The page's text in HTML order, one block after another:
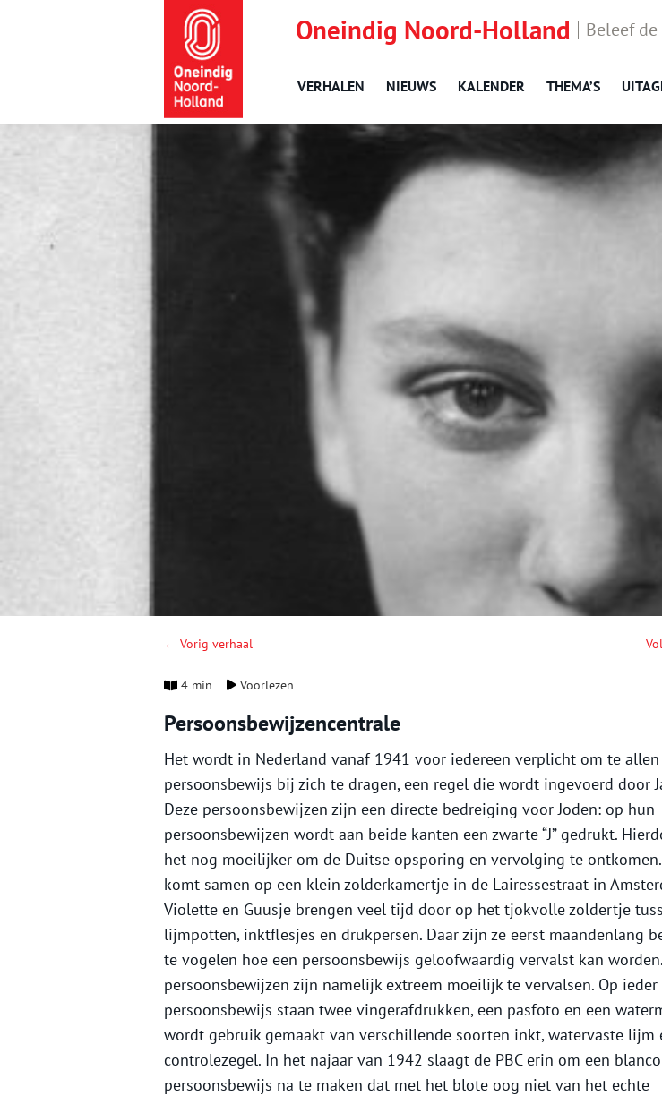
Oneindig Noord-Holland Beleef
VERHALEN NIEUWS KALENDER THEMA’S
← Vorig verhaal
4 min Voorlezen
Persoonsbewijzencentrale
Het wordt in Nederland vanaf 1941 voor iedereen verplicht om te
persoonsbewijs bij zich te dragen, een regel die wordt ingevoerd door
Deze persoonsbewijzen zijn een directe bedreiging voor Joden: op hun
persoonsbewijzen wordt aan beide kanten een zwarte “J” gedrukt.
het nog moeilijker om de Duitse opsporing en vervolging te ontkomen.
komt samen op een klein zolderkamertje in de Lairessestraat in
Violette en Guusje brengen veel tijd door op het tjokvolle zoldertje
lijmpotten, inktflesjes en drukpersen. Daar zijn ze eerst maandenlang
te vogelen hoe een persoonsbewijs geloofwaardig vervalst kan
persoonsbewijzen zijn namelijk extreem moeilijk te vervalsen. Op ieder
persoonsbewijs staan twee vingerafdrukken, een pasfoto en een
wordt gebruik gemaakt van verschillende soorten inkt, watervaste lijm
controlezegel. In het najaar van 1942 slaagt de PBC erin om een blanco
persoonsbewijs na te maken dat met het blote oog niet van het echte